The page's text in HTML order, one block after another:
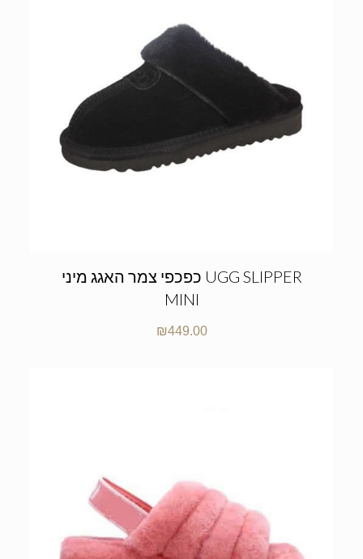
כפכפי צמר האגג מיני UGG SLIPPER
MINI
₪449.00